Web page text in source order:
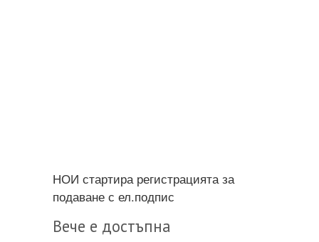
НОИ стартира регистрацията за
подаване с ел.подпис
Вече е достъпна